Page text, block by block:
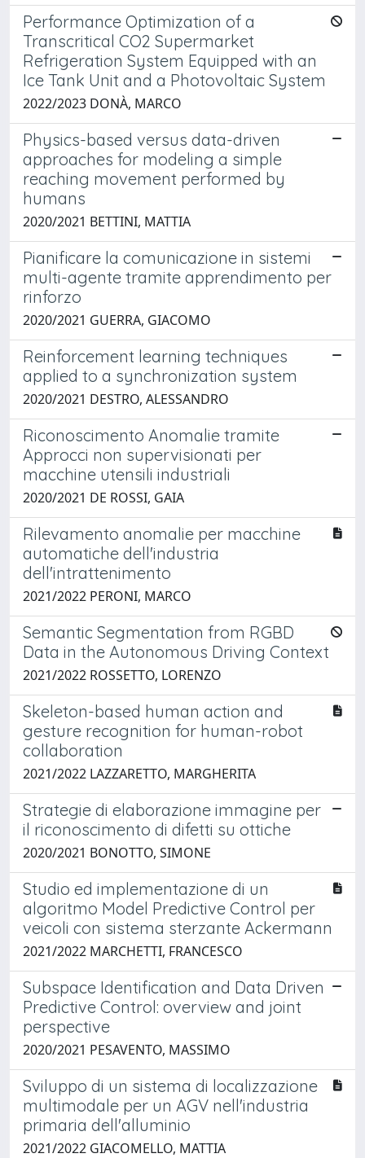
Performance Optimization of a
Transcritical CO2 Supermarket
Refrigeration System Equipped with an
Ice Tank Unit and a Photovoltaic System
2022/2023 DONÀ, MARCO
Physics-based versus data-driven
approaches for modeling a simple
reaching movement performed by
humans
2020/2021 BETTINI, MATTIA
Pianificare la comunicazione in sistemi
multi-agente tramite apprendimento per
rinforzo
2020/2021 GUERRA, GIACOMO
Reinforcement learning techniques
applied to a synchronization system
2020/2021 DESTRO, ALESSANDRO
Riconoscimento Anomalie tramite
Approcci non supervisionati per
macchine utensili industriali
2020/2021 DE ROSSI, GAIA
Rilevamento anomalie per macchine
automatiche dell'industria
dell'intrattenimento
2021/2022 PERONI, MARCO
Semantic Segmentation from RGBD
Data in the Autonomous Driving Context
2021/2022 ROSSETTO, LORENZO
Skeleton-based human action and
gesture recognition for human-robot
collaboration
2021/2022 LAZZARETTO, MARGHERITA
Strategie di elaborazione immagine per
il riconoscimento di difetti su ottiche
2020/2021 BONOTTO, SIMONE
Studio ed implementazione di un
algoritmo Model Predictive Control per
veicoli con sistema sterzante Ackermann
2021/2022 MARCHETTI, FRANCESCO
Subspace Identification and Data Driven
Predictive Control: overview and joint
perspective
2020/2021 PESAVENTO, MASSIMO
Sviluppo di un sistema di localizzazione
multimodale per un AGV nell'industria
primaria dell'alluminio
2021/2022 GIACOMELLO, MATTIA